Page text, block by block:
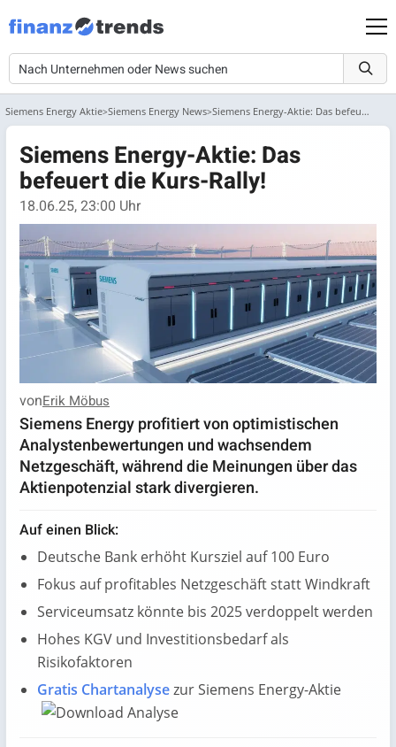
Siemens Energy Aktie Siemens Energy News Siemens Energy-Aktie: Das befeuert die Kurs-Rally!
Siemens Energy-Aktie: Das
befeuert die Kurs-Rally!
18.06.25, 23:00 Uhr
vonErik Möbus
Siemens Energy profitiert von optimistischen
Analystenbewertungen und wachsendem
Netzgeschäft, während die Meinungen über das
Aktienpotenzial stark divergieren.
Auf einen Blick:
Deutsche Bank erhöht Kursziel auf 100 Euro
Fokus auf profitables Netzgeschäft statt Windkraft
Serviceumsatz könnte bis 2025 verdoppelt werden
Hohes KGV und Investitionsbedarf als
Risikofaktoren
Gratis Chartanalysezur Siemens Energy-Aktie